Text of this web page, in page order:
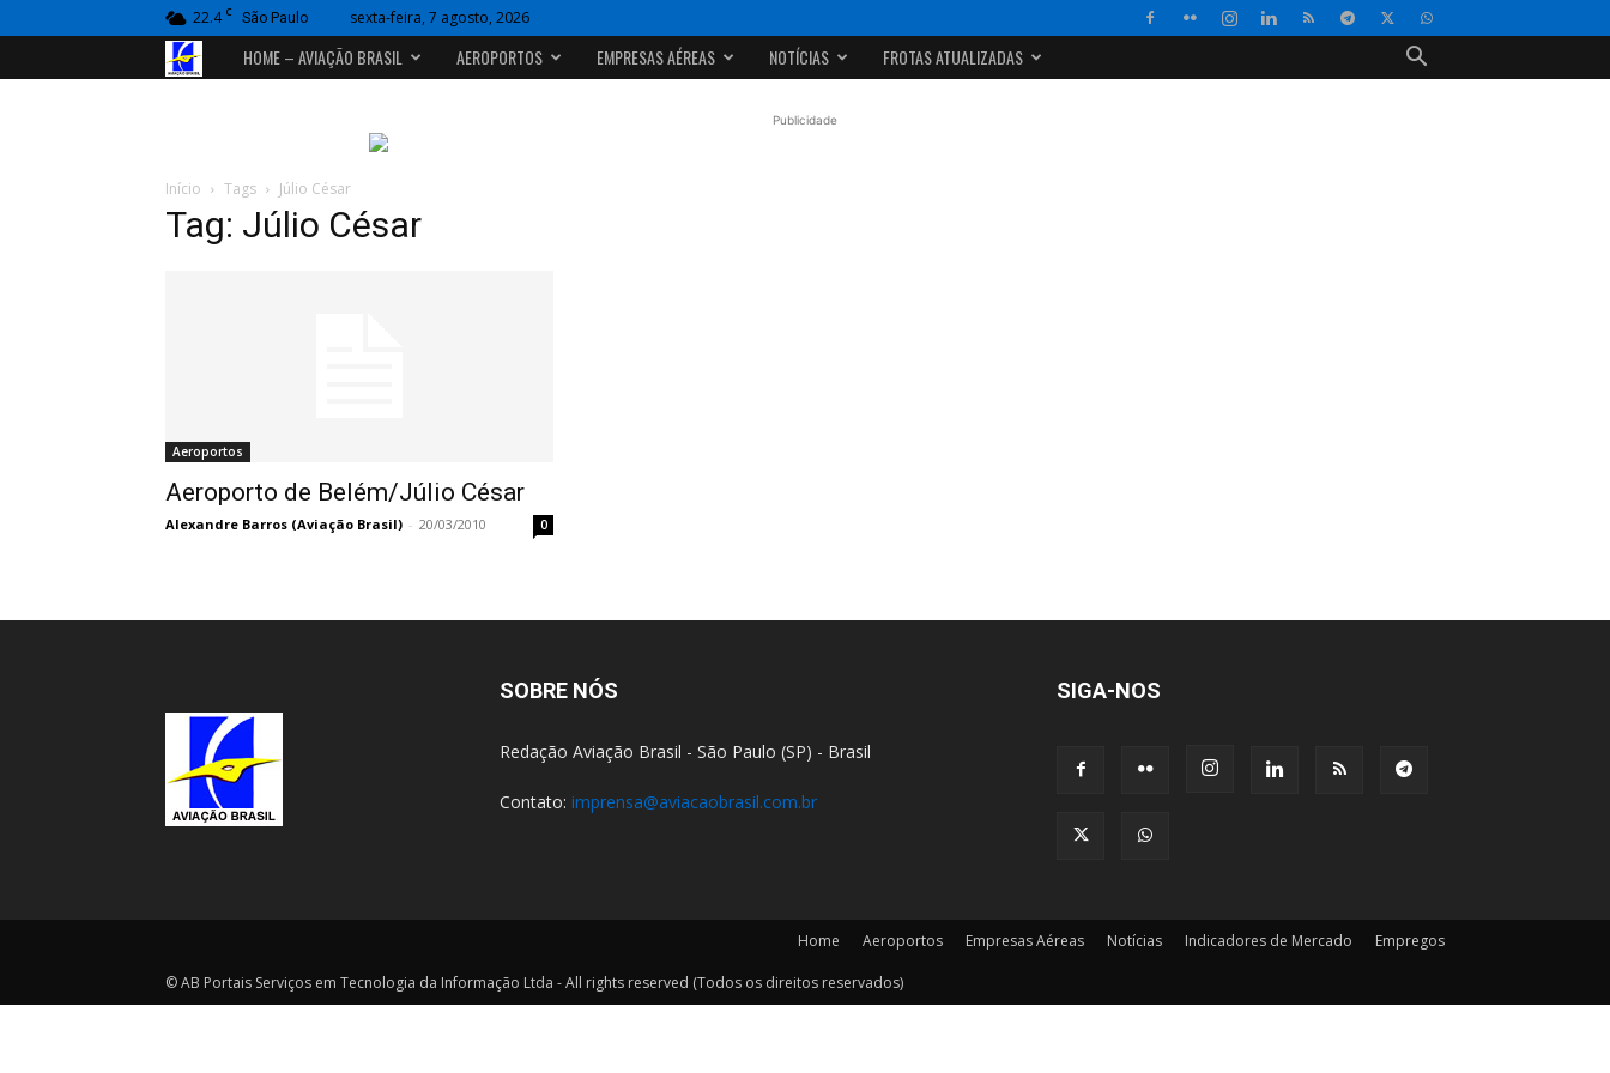
22.4 C São Paulo sexta-feira, 7 agosto, 2026
Portal
HOME – AVIAÇÃO BRASIL AEROPORTOS EMPRESAS AÉREAS NOTÍCIAS FROTAS ATUALIZADAS
Publicidade
Início Tags Júlio César
Tag: Júlio César
Aeroportos
Aeroporto de Belém/Júlio César
Alexandre Barros (Aviação Brasil) - 20/03/2010 0
SOBRE NÓS
Redação Aviação Brasil - São Paulo (SP) - Brasil
Contato: imprensa@aviacaobrasil.com.br
SIGA-NOS
Home Aeroportos Empresas Aéreas Notícias Indicadores de Mercado Empregos
© AB Portais Serviços em Tecnologia da Informação Ltda - All rights reserved (Todos os direitos reservados)